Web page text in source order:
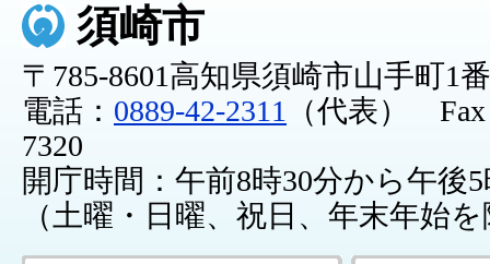
須崎市
〒785-8601高知県須崎市山手町1
電話： 0889-42-2311
（代表） Fax
7320
開庁時間：午前8時30分から午後
（土曜・日曜、祝日、年末年始